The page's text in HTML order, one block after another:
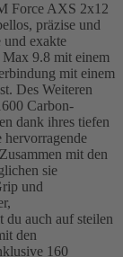
Force AXS 2x12
präzise und
und exakte
9.8 mit einem
mit einem
Des Weiteren
Carbon-
dank ihres tiefen
mit den
sie
und
du auch auf steilen
den
160